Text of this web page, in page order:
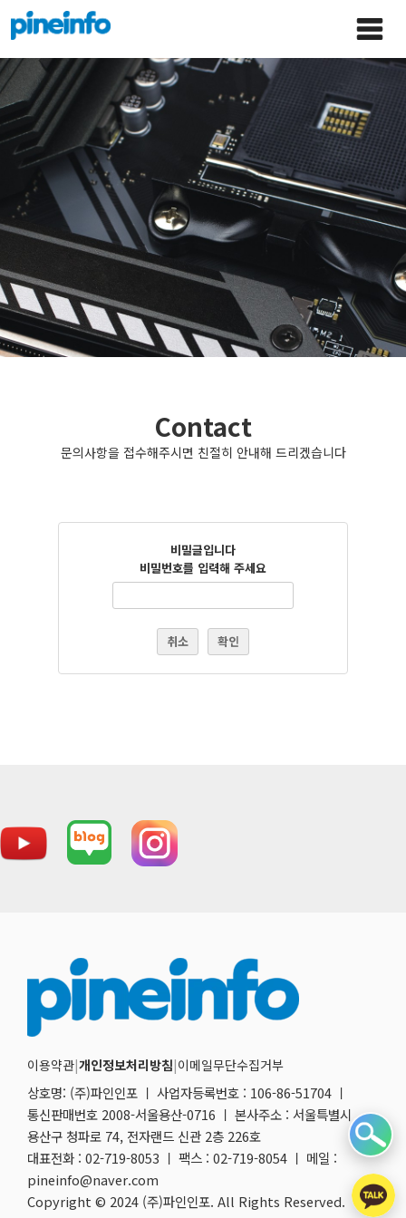
콘텐츠로
건너뛰기
Main
Menu
Contact
문의사항을 접수해주시면 친절히 안내해 드리겠습니다
비밀글입니다
비밀번호를 입력해 주세요
취소 확인
이용약관|개인정보처리방침|이메일무단수집거부
상호명: (주)파인인포 ㅣ 사업자등록번호 : 106-86-51704 ㅣ
통신판매번호 2008-서울용산-0716 ㅣ 본사주소 : 서울특별시
용산구 청파로 74, 전자랜드 신관 2층 226호
대표전화 : 02-719-8053 ㅣ 팩스 : 02-719-8054 ㅣ 메일 :
pineinfo@naver.com
Copyright © 2024 (주)파인인포. All Rights Reserved.
파인인포 홈으로 이동